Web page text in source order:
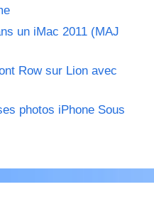
un iMac 2011 (MAJ
Row sur Lion avec
photos iPhone Sous